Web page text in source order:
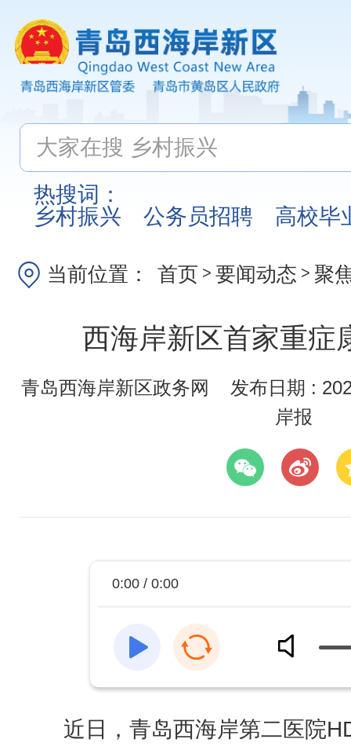
热搜词：
乡村振兴
公务员招聘 高校毕
当前位置： 首页 > 要闻动态 > 聚
西海岸新区首家重症
青岛西海岸新区政务网
发布日期 :
岸报
0:00 / 0:00
近日，青岛西海岸第二医院